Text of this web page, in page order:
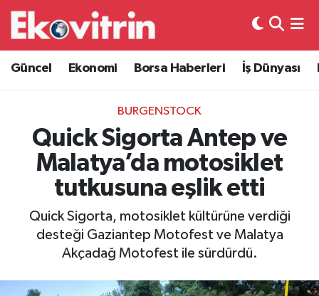
Güncel Ekonomi Borsa Haberleri İş Dünyası
BURGENSTOCK
Quick Sigorta Antep ve
Malatya’da motosiklet
tutkusuna eşlik etti
Quick Sigorta, motosiklet kültürüne verdiği
desteği Gaziantep Motofest ve Malatya
Akçadağ Motofest ile sürdürdü.
Güncel
Ekonomi
Borsa Haberleri
İş Dünyası
Lojistik
Otovitrin
Hava Durumu
Trafik Durumu
Süper Lig Puan Durumu ve Fikstür
Tüm Manşetler
Son Dakika Haberleri
Haber Arşivi